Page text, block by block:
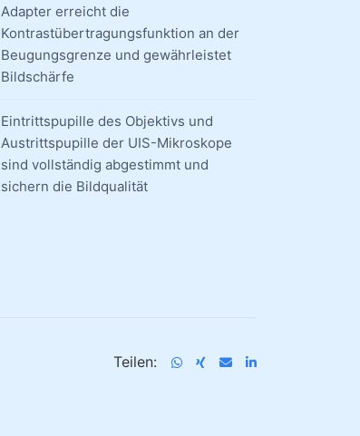
Adapter erreicht die
Kontrastübertragungsfunktion an der
Beugungsgrenze und gewährleistet
Bildschärfe
Eintrittspupille des Objektivs und
Austrittspupille der UIS-Mikroskope
sind vollständig abgestimmt und
sichern die Bildqualität
Teilen: